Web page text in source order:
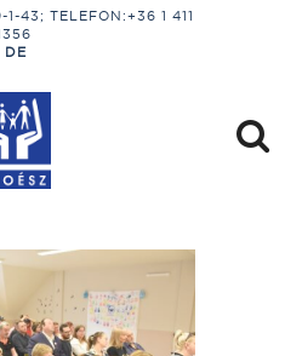
43; TELEFON:+36 1 411
DE